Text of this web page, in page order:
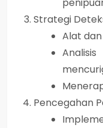
Strategi
Alat
Pencegahan